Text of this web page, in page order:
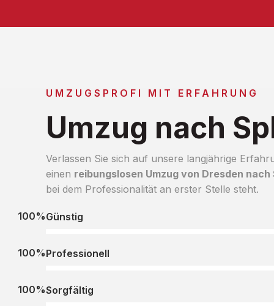
UMZUGSPROFI MIT ERFAHRUNG
Umzug nach
Verlassen Sie sich auf unsere langjährige
einen reibungslosen Umzug von Dresden nach
bei dem Professionalität an erster Stelle steht.
Günstig
100%
Professionell
100%
Sorgfältig
100%